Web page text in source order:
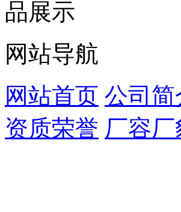
网站导航
网站首页 公司简
资质荣誉 厂容厂